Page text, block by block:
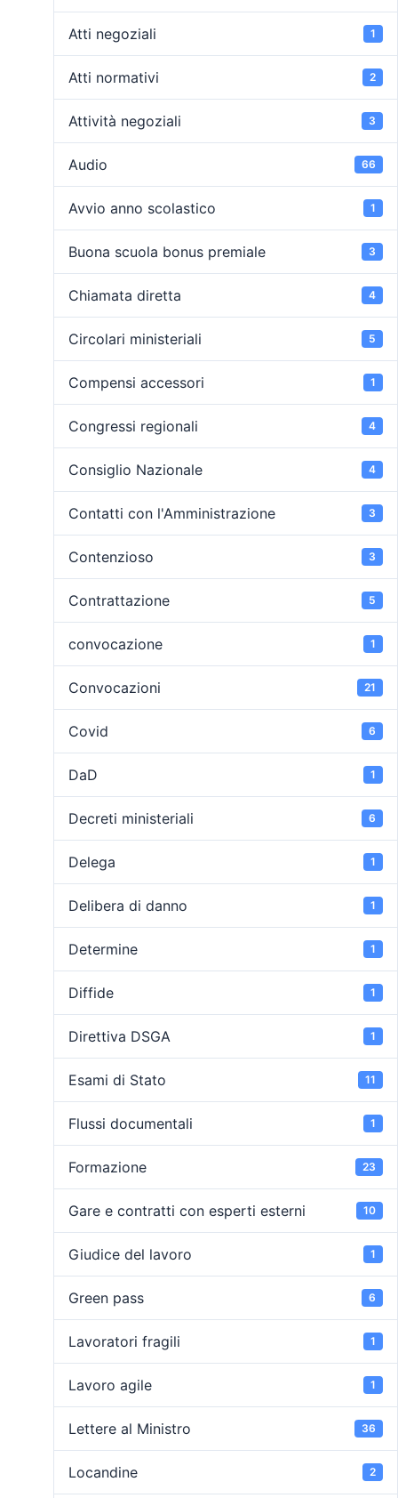
Atti negoziali 1
Atti normativi 2
Attività negoziali 3
Audio 66
Avvio anno scolastico 1
Buona scuola bonus premiale 3
Chiamata diretta 4
Circolari ministeriali 5
Compensi accessori 1
Congressi regionali 4
Consiglio Nazionale 4
Contatti con l'Amministrazione 3
Contenzioso 3
Contrattazione 5
convocazione 1
Convocazioni 21
Covid 6
DaD 1
Decreti ministeriali 6
Delega 1
Delibera di danno 1
Determine 1
Diffide 1
Direttiva DSGA 1
Esami di Stato 11
Flussi documentali 1
Formazione 23
Gare e contratti con esperti esterni 10
Giudice del lavoro 1
Green pass 6
Lavoratori fragili 1
Lavoro agile 1
Lettere al Ministro 36
Locandine 2